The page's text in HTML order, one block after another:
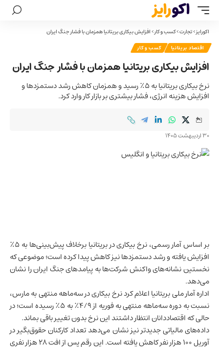
اکورایز>تجارت>کسب و کار>افزایش بیکاری بریتانیا همزمان با فشار جنگ ایران
اقتصاد بریتانیا کسب و کار
افزایش بیکاری بریتانیا همزمان با فشار جنگ ایران
نرخ بیکاری بریتانیا به ۵٪ رسید و همزمان کاهش رشد دستمزدها و
افزایش هزینه انرژی، فشار بیشتری بر بازار کار وارد کرد.
30 اردیبهشت 1405
بر اساس آمار رسمی، نرخ بیکاری در بریتانیا برخلاف پیش‌بینی‌ها به ۵٪
افزایش یافته و رشد دستمزدها نیز کاهش پیدا کرده است؛ موضوعی که
نخستین نشانه‌های واکنش شرکت‌ها به پیامدهای جنگایرانرا نشان
می‌دهد.
اداره آمار ملی بریتانیا اعلام کرد نرخ بیکاری در سه‌ماهه منتهی به مارس،
نسبت به دوره سه‌ماهه منتهی به فوریه از ۴/۹٪ به ۵٪ رسیده است؛ در
حالی که اقتصاددانان انتظار داشتند این نرخ بدون تغییر باقی بماند.
داده‌های مالیاتی جدیدتر نیز نشان می‌دهد تعداد کارکنان حقوق‌بگیر در
آوریل ۱۰۰ هزار نفر کاهش یافته است. این رقم پس از افت ۲۸ هزار نفری